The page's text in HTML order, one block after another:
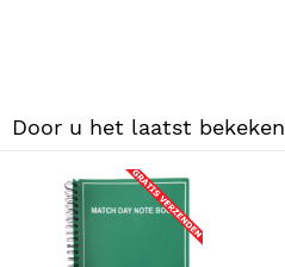
Door u het laatst bekeken